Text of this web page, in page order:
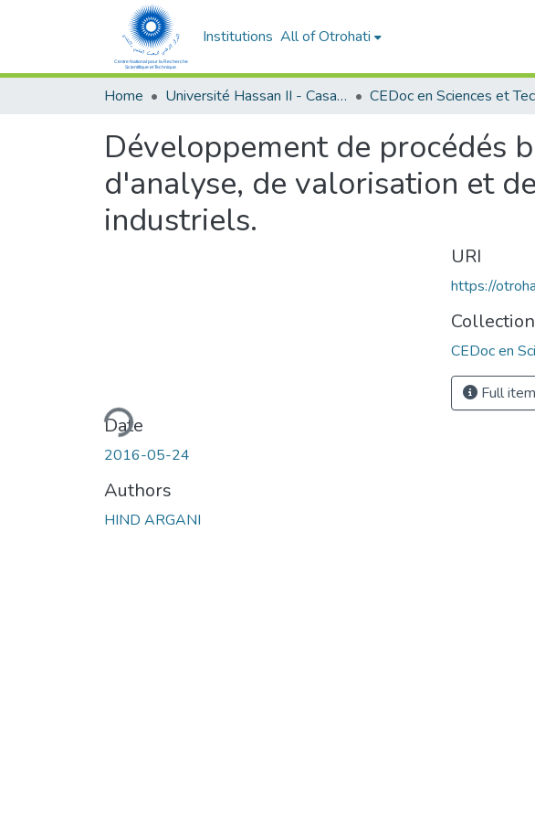
Institutions All of Otrohati
Home Université Hassan II - Casablanca
Développement de procédés
d'analyse, de valorisation et
industriels.
Loading...
Date
2016-05-24
Authors
HIND ARGANI
URI
https://
CEDoc en
Full